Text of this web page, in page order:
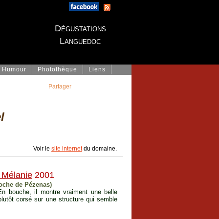
Dégustations
Languedoc
Humour Photothèque Liens
Voir le site internetdu domaine.
2001
de Pézenas)
bouche, il montre vraiment une belle
corsé sur une structure qui semble
Partager